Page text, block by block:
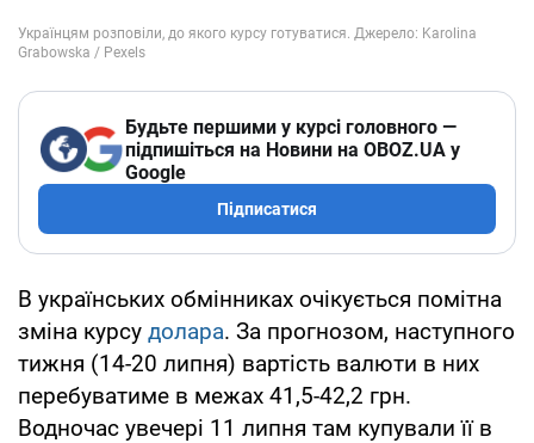
Будьте першими у курсі головного —
підпишіться на Новини на OBOZ.UA у
Google
Підписатися
В українських обмінниках очікується помітна
зміна курсу долара. За прогнозом, наступного
тижня (14-20 липня) вартість валюти в них
перебуватиме в межах 41,5-42,2 грн.
Водночас увечері 11 липня там купували її в